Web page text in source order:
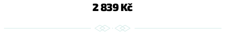
2 839 Kč